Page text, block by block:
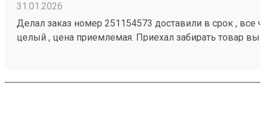
31.01.2026
Делал заказ номер 251154573 доставили в срок , все
целый , цена приемлемая. Приехал забирать товар